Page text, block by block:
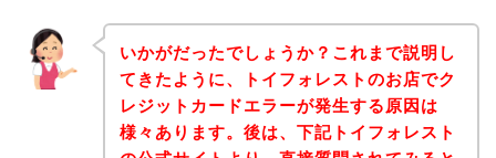
いかがだったでしょうか？これまで説明し
てきたように、トイフォレストのお店でク
レジットカードエラーが発生する原因は
様々あります。後は、下記トイフォレスト